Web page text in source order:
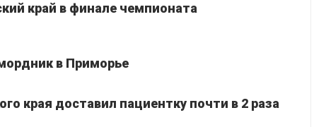
край в финале чемпионата
в Приморье
края доставил пациентку почти в 2 раза